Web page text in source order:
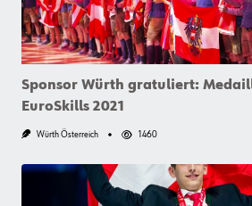
Sponsor Würth gratuliert:
EuroSkills 2021
Würth Österreich 1460